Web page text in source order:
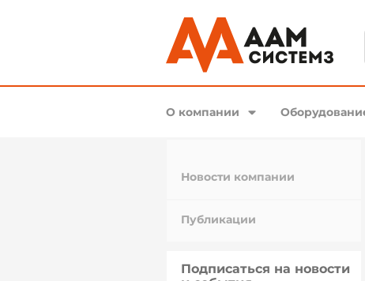
О компании
Новости компании
Публикации
Подписаться на новости